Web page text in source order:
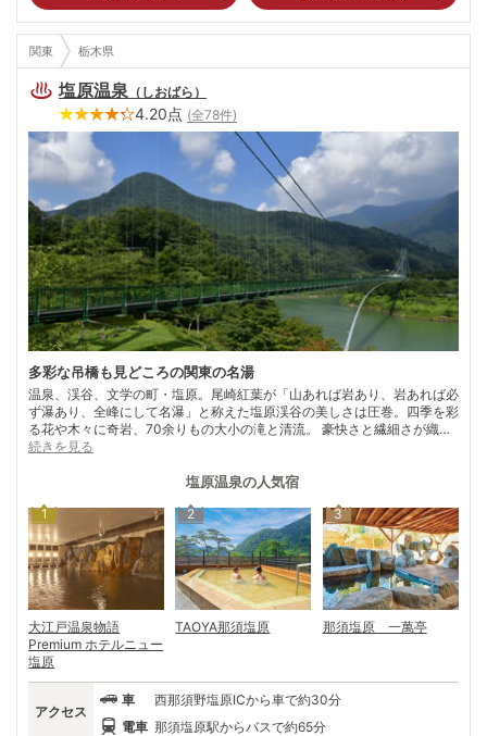
関東 栃木県
塩原温泉 （ しおばら ）
4.20点 (全78件)
多彩な吊橋も見どころの関東の名湯
温泉、渓谷、文学の町・塩原。尾崎紅葉が「山あれば岩あり、岩あれば必
ず瀑あり、全峰にして名瀑」と称えた塩原渓谷の美しさは圧巻。四季を彩
る花や木々に奇岩、70余りもの大小の滝と清流。 豪快さと繊細さが織り
なす芸術を、遊歩道や日本一の吊り橋「もみじ谷大吊橋」などの個性豊か
ながらの素朴な温泉街あり、緑や乳白色、墨色などの温泉ありと秘湯、名
られた塩原温泉。800年の歴史を持つ妙雲寺は、多くの文学碑が建ち「文
学の森」と呼ばれる名所。目で見て肌で感じた塩原の魅力を、再確認でき
る。
続きを見る
塩原温泉の人気宿
1
大江戸温泉物語
Premium ホテルニュー
塩原
2
TAOYA那須塩原
3
那須塩原 一萬亭
アクセス
車
西那須野塩原ICから車で約30分
電車 那須塩原駅からバスで約65分